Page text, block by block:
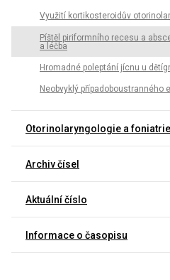
Využití kortikosteroidův
Píštěl piriformního recesu a
a léčba
Hromadné poleptání jícnu u
Neobvyklý případoboustranného
Otorinolaryngologie a foniatrie
Archiv čísel
Aktuální číslo
Informace o časopisu